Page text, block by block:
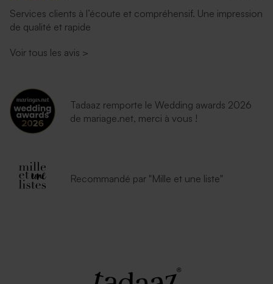
Services clients à l’écoute et compréhensif. Une impression
de qualité et rapide
Voir tous les avis >
Tadaaz remporte le Wedding awards 2026
de mariage.net, merci à vous !
Recommandé par "Mille et une liste"